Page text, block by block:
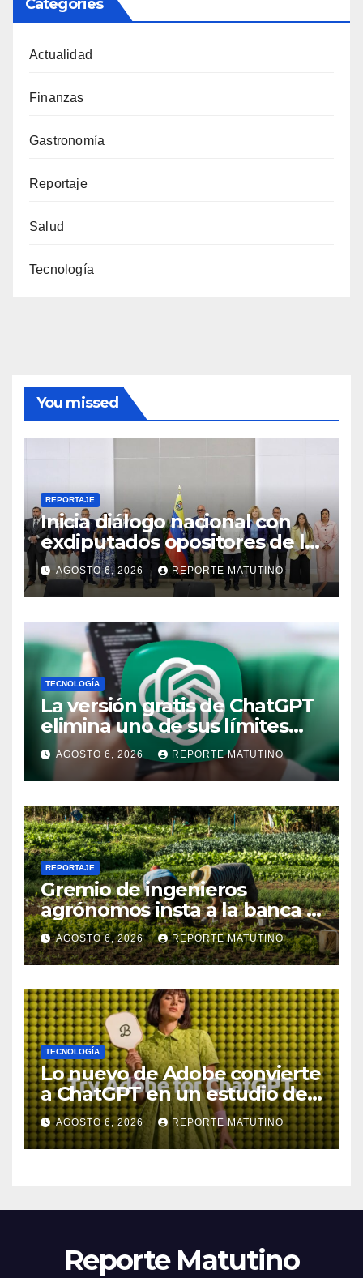
Categories
Actualidad
Finanzas
Gastronomía
Reportaje
Salud
Tecnología
You missed
REPORTAJE
Inicia diálogo nacional con
exdiputados opositores de la
AN de 2015
AGOSTO 6, 2026 REPORTE MATUTINO
TECNOLOGÍA
La versión gratis de ChatGPT
elimina uno de sus límites
más pedidos y ahora es más
útil
AGOSTO 6, 2026 REPORTE MATUTINO
REPORTAJE
Gremio de ingenieros
agrónomos insta a la banca a
financiar la agricultura
familiar
AGOSTO 6, 2026 REPORTE MATUTINO
TECNOLOGÍA
Lo nuevo de Adobe convierte
a ChatGPT en un estudio de
diseño con Photoshop,
Premiere y otras aplicaciones
creativas
AGOSTO 6, 2026 REPORTE MATUTINO
Reporte Matutino